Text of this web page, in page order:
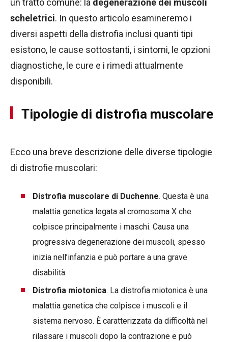
un tratto comune: la degenerazione dei muscoli
scheletrici. In questo articolo esamineremo i
diversi aspetti della distrofia inclusi quanti tipi
esistono, le cause sottostanti, i sintomi, le opzioni
diagnostiche, le cure e i rimedi attualmente
disponibili.
Tipologie di distrofia muscolare
Ecco una breve descrizione delle diverse tipologie
di distrofie muscolari:
Distrofia muscolare di Duchenne. Questa è una
malattia genetica legata al cromosoma X che
colpisce principalmente i maschi. Causa una
progressiva degenerazione dei muscoli, spesso
inizia nell’infanzia e può portare a una grave
disabilità.
Distrofia miotonica. La distrofia miotonica è una
malattia genetica che colpisce i muscoli e il
sistema nervoso. È caratterizzata da difficoltà nel
rilassare i muscoli dopo la contrazione e può